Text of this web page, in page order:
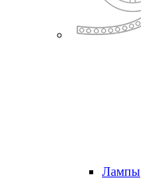
Лампы